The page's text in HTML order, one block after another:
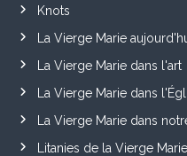
Knots
La Vierge Marie
La Vierge Marie dans l'art
La Vierge Marie dans
La Vierge Marie dans
Litanies de la Vierge Marie